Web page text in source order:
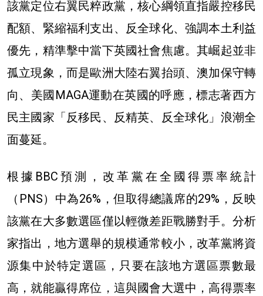
該黨定位右翼民粹政黨，核心綱領直指嚴控移民
配額、緊縮福利支出、反全球化、強調本土利益
優先，精準擊中當下英國社會焦慮。其崛起並非
孤立現象，而是歐洲大陸右翼抬頭、澳加保守轉
向、美國MAGA運動在英國的呼應，標志著西方
民主國家「反移民、反精英、反全球化」浪潮全
面蔓延。
根據BBC預測，改革黨在全國得票率統計
（PNS）中為26%，但取得總議席的29%，反映
該黨在大多數選區僅以輕微差距戰勝對手。分析
家指出，地方選舉的規模通常較小，改革黨將資
源集中於特定選區，只要在該地方選區票數最
高，就能贏得席位，這與國會大選中，高得票率